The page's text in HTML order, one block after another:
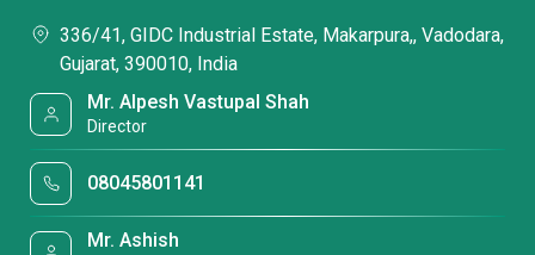
336/41, GIDC Industrial Estate, Makarpura,, Vadodara,
Gujarat, 390010, India
Mr. Alpesh Vastupal Shah
Director
08045801141
Mr. Ashish